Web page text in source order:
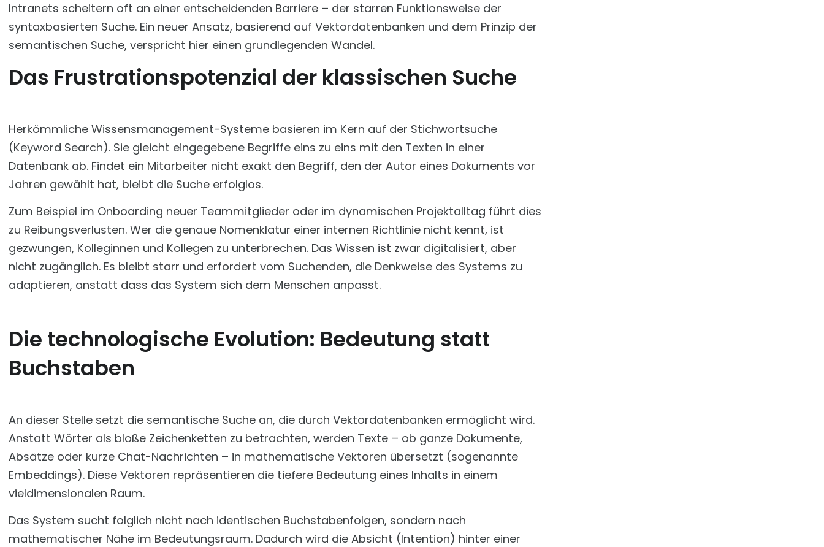
Intranets scheitern oft an einer entscheidenden Barriere – der starren Funktionsweise der
syntaxbasierten Suche. Ein neuer Ansatz, basierend auf Vektordatenbanken und dem Prinzip der
semantischen Suche, verspricht hier einen grundlegenden Wandel.
Das Frustrationspotenzial der klassischen Suche
Herkömmliche Wissensmanagement-Systeme basieren im Kern auf der Stichwortsuche
(Keyword Search). Sie gleicht eingegebene Begriffe eins zu eins mit den Texten in einer
Datenbank ab. Findet ein Mitarbeiter nicht exakt den Begriff, den der Autor eines Dokuments vor
Jahren gewählt hat, bleibt die Suche erfolglos.
Zum Beispiel im Onboarding neuer Teammitglieder oder im dynamischen Projektalltag führt dies
zu Reibungsverlusten. Wer die genaue Nomenklatur einer internen Richtlinie nicht kennt, ist
gezwungen, Kolleginnen und Kollegen zu unterbrechen. Das Wissen ist zwar digitalisiert, aber
nicht zugänglich. Es bleibt starr und erfordert vom Suchenden, die Denkweise des Systems zu
adaptieren, anstatt dass das System sich dem Menschen anpasst.
Die technologische Evolution: Bedeutung statt
Buchstaben
An dieser Stelle setzt die semantische Suche an, die durch Vektordatenbanken ermöglicht wird.
Anstatt Wörter als bloße Zeichenketten zu betrachten, werden Texte – ob ganze Dokumente,
Absätze oder kurze Chat-Nachrichten – in mathematische Vektoren übersetzt (sogenannte
Embeddings). Diese Vektoren repräsentieren die tiefere Bedeutung eines Inhalts in einem
vieldimensionalen Raum.
Das System sucht folglich nicht nach identischen Buchstabenfolgen, sondern nach
mathematischer Nähe im Bedeutungsraum. Dadurch wird die Absicht (Intention) hinter einer